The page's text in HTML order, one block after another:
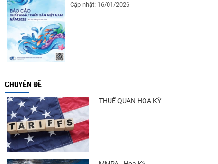
Cập nhật: 16/01/2026
CHUYÊN ĐỀ
THUẾ QUAN HOA KỲ